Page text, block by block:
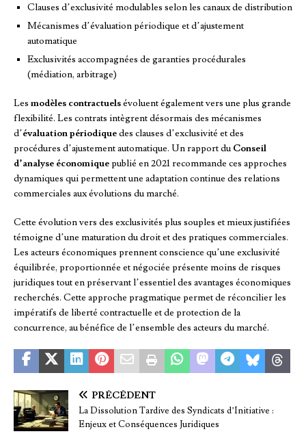
Clauses d’exclusivité modulables selon les canaux de distribution
Mécanismes d’évaluation périodique et d’ajustement
automatique
Exclusivités accompagnées de garanties procédurales
(médiation, arbitrage)
Les modèles contractuelsévoluent également vers une plus grande
flexibilité. Les contrats intègrent désormais des mécanismes
d’évaluation périodiquedes clauses d’exclusivité et des
procédures d’ajustement automatique. Un rapport duConseil
d’analyse économiquepublié en 2021 recommande ces approches
dynamiques qui permettent une adaptation continue des relations
commerciales aux évolutions du marché.
Cette évolution vers des exclusivités plus souples et mieux justifiées
témoigne d’une maturation du droit et des pratiques commerciales.
Les acteurs économiques prennent conscience qu’une exclusivité
équilibrée, proportionnée et négociée présente moins de risques
juridiques tout en préservant l’essentiel des avantages économiques
recherchés. Cette approche pragmatique permet de réconcilier les
impératifs de liberté contractuelle et de protection de la
concurrence, au bénéfice de l’ensemble des acteurs du marché.
PRÉCÉDENT
La Dissolution Tardive des Syndicats d’Initiative :
Enjeux et Conséquences Juridiques